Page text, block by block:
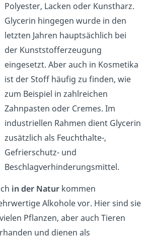
Polyester, Lacken oder Kunstharz.
Glycerin hingegen wurde in den
letzten Jahren hauptsächlich bei
der Kunststofferzeugung
eingesetzt. Aber auch in Kosmetika
ist der Stoff häufig zu finden, wie
zum Beispiel in zahlreichen
Zahnpasten oder Cremes. Im
industriellen Rahmen dient Glycerin
zusätzlich als Feuchthalte-,
Gefrierschutz- und
Beschlagverhinderungsmittel.
in der Naturkommen
Alkohole vor. Hier sind sie
Pflanzen, aber auch Tieren
und dienen als